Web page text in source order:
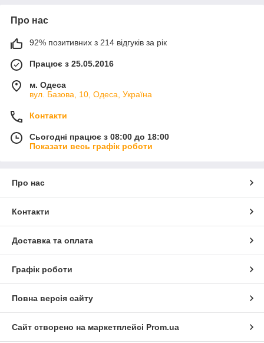
Про нас
92% позитивних з 214 відгуків за рік
Працює з 25.05.2016
м. Одеса
вул. Базова, 10, Одеса, Україна
Контакти
Сьогодні працює з 08:00 до 18:00
Показати весь графік роботи
Про нас
Контакти
Доставка та оплата
Графік роботи
Повна версія сайту
Сайт створено на маркетплейсі Prom.ua